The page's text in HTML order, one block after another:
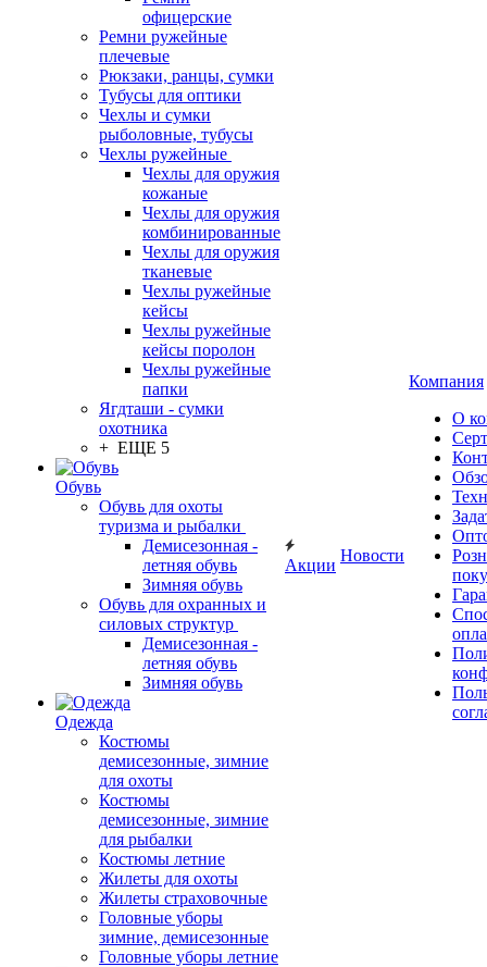
офицерские
Ремни ружейные
плечевые
Рюкзаки, ранцы, сумки
Тубусы для оптики
Чехлы и сумки
рыболовные, тубусы
Чехлы ружейные
Чехлы для оружия
кожаные
Чехлы для оружия
комбинированные
Чехлы для оружия
тканевые
Чехлы ружейные
кейсы
Чехлы ружейные
кейсы поролон
Чехлы ружейные
папки
Ягдташи - сумки
охотника
+ ЕЩЕ 5
Обувь
Обувь для охоты
туризма и рыбалки
Демисезонная -
летняя обувь
Зимняя обувь
Обувь для охранных и
силовых структур
Демисезонная -
летняя обувь
Зимняя обувь
Одежда
Костюмы
демисезонные, зимние
для охоты
Костюмы
демисезонные, зимние
для рыбалки
Костюмы летние
Жилеты для охоты
Жилеты страховочные
Головные уборы
зимние, демисезонные
Головные уборы летние
Акции
Новости
Компания
О